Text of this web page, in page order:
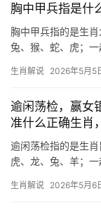
胸中甲兵指是什
胸中甲兵指的是生
兔、猴、蛇、虎；
运筹帷幄之人，而在
生肖解说 2026年5月5
逾闲荡检，嬴女
准什么正确生肖
逾闲荡检指的是生肖
虎、龙、兔、羊；
和41岁者，易遇贵人
生肖解说 2026年5月6